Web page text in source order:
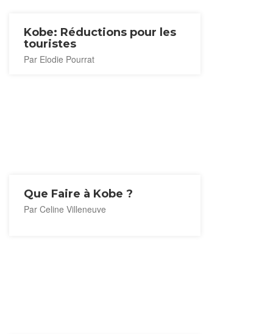
Kobe: Réductions pour les
touristes
Par Elodie Pourrat
Que Faire à Kobe ?
Par Celine Villeneuve